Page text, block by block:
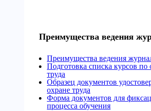
Преимущества ведения
Преимущества ведения
Подготовка списка курсов по
труда
Образец документов
охране труда
Форма документов для
процесса обучения